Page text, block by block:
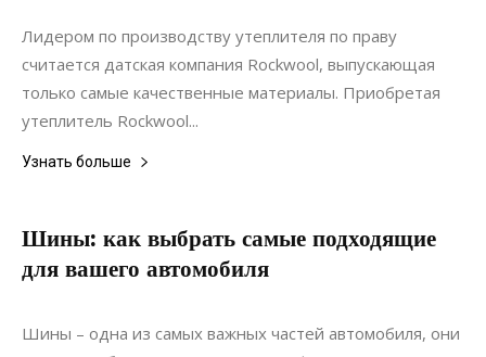
Лидером по производству утеплителя по праву
считается датская компания Rockwool, выпускающая
только самые качественные материалы. Приобретая
утеплитель Rockwool...
Узнать больше
Шины: как выбрать самые подходящие
для вашего автомобиля
22.11.2021
Шины – одна из самых важных частей автомобиля, они